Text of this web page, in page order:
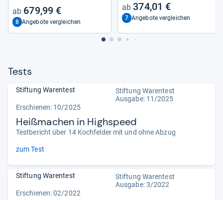
679,99 €
8 Angebote vergleichen
374,01 €
7 Angebote vergleichen
Tests
Stiftung Warentest
Stiftung Warentest
Ausgabe: 11/2025
Erschienen: 10/2025
Heißmachen in Highspeed
Testbericht über 14 Kochfelder mit und ohne Abzug
zum Test
Stiftung Warentest
Stiftung Warentest
Ausgabe: 3/2022
Erschienen: 02/2022